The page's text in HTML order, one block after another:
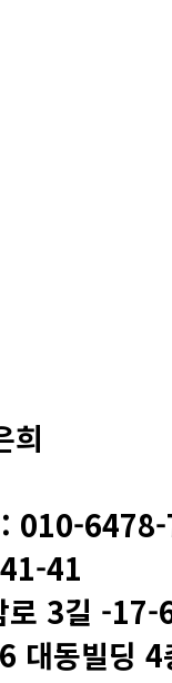
희
41
로 3길 -17-
대동빌딩 4